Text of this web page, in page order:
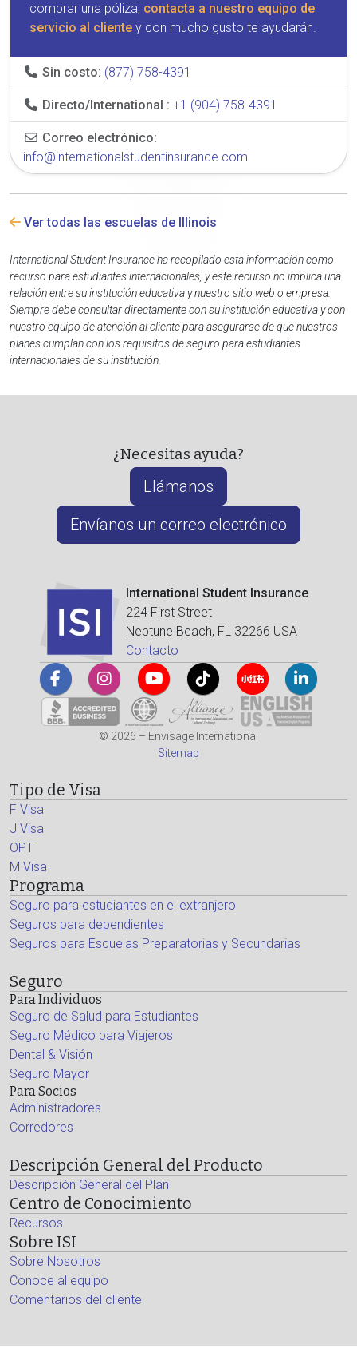
comprar una póliza, contacta a nuestro equipo de
servicio al cliente y con mucho gusto te ayudarán.
Sin costo: (877) 758-4391
Directo/International : +1 (904) 758-4391
Correo electrónico:
info@internationalstudentinsurance.com
Ver todas las escuelas de Illinois
International Student Insurance ha recopilado esta información como
recurso para estudiantes internacionales, y este recurso no implica una
relación entre su institución educativa y nuestro sitio web o empresa.
Siempre debe consultar directamente con su institución educativa y con
nuestro equipo de atención al cliente para asegurarse de que nuestros
planes cumplan con los requisitos de seguro para estudiantes
internacionales de su institución.
¿Necesitas ayuda?
Llámanos
Envíanos un correo electrónico
International Student Insurance
224 First Street
Neptune Beach, FL 32266 USA
Contacto
© 2026 – Envisage International
Sitemap
Tipo de Visa
F Visa
J Visa
OPT
M Visa
Programa
Seguro para estudiantes en el extranjero
Seguros para dependientes
Seguros para Escuelas Preparatorias y Secundarias
Seguro
Para Individuos
Seguro de Salud para Estudiantes
Seguro Médico para Viajeros
Dental & Visión
Seguro Mayor
Para Socios
Administradores
Corredores
Descripción General del Producto
Descripción General del Plan
Centro de Conocimiento
Recursos
Sobre ISI
Sobre Nosotros
Conoce al equipo
Comentarios del cliente